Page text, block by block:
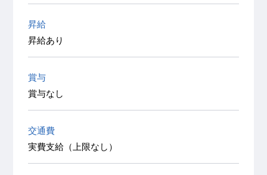
昇給
昇給あり
賞与
賞与なし
交通費
実費支給（上限なし）